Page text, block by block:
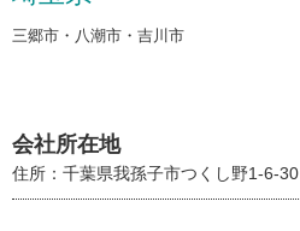
三郷市・八潮市・吉川市
会社所在地
住所：千葉県我孫子市つくし野1-6-30